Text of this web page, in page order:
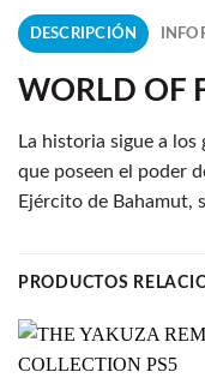
DESCRIPCIÓN
WORLD OF
La historia sigue a los
que poseen el poder
Ejército de Bahamut,
PRODUCTOS